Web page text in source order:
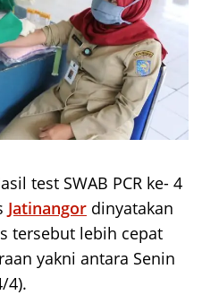
test SWAB PCR ke- 4
Jatinangor dinyatakan
tersebut lebih cepat
yakni antara Senin
4).